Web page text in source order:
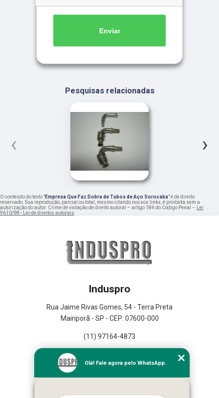
Enviar
Pesquisas relacionadas
‹ ›
O conteúdo do texto "Empresa Que Faz Dobra de Tubos de Aço Sorocaba" é de direito
reservado. Sua reprodução, parcial ou total, mesmo citando nossos links, é proibida sem a
autorização do autor. Crime de violação de direito autoral – artigo 184 do Código Penal – Lei
9610/98 - Lei de direitos autorais.
Induspro
Rua Jaime Rivas Gomes, 54 - Terra Preta
Mairiporã - SP - CEP: 07600-000
(11) 97164-4873
Empresa
Missão
Olá! Fale agora pelo WhatsApp.